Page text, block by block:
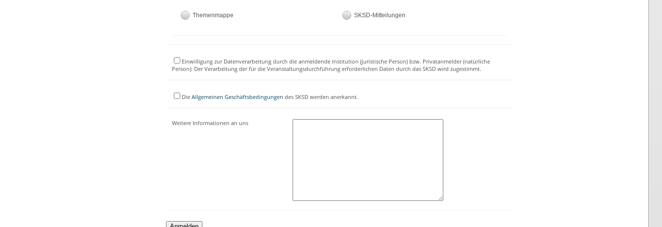
Themenmappe SKSD-Mitteilungen
Einwilligung zur Datenverarbeitung durch die anmeldende Institution (juristische Person) bzw. Privatanmelder (natürliche
Person): Der Verarbeitung der für die Veranstaltungsdurchführung erforderlichen Daten durch das SKSD wird zugestimmt.
DieAllgemeinen Geschäftsbedingungen des SKSD werden anerkannt.
Weitere Informationen an uns